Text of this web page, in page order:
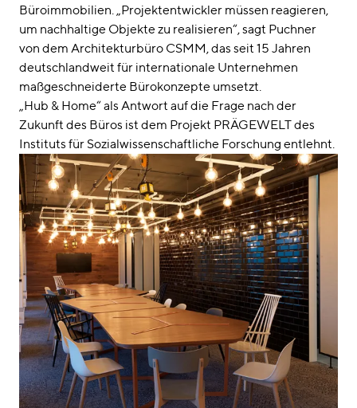
Büroimmobilien. „Projektentwickler müssen reagieren,
um nachhaltige Objekte zu realisieren“, sagt Puchner
von dem Architekturbüro CSMM, das seit 15 Jahren
deutschlandweit für internationale Unternehmen
maßgeschneiderte Bürokonzepte umsetzt.
„Hub & Home“ als Antwort auf die Frage nach der
Zukunft des Büros ist dem Projekt PRÄGEWELT des
Instituts für Sozialwissenschaftliche Forschung entlehnt.